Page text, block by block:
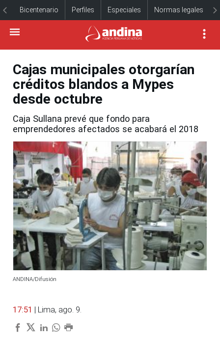
Bicentenario Perfiles Especiales Normas legales
Cajas municipales otorgarían
créditos blandos a Mypes
desde octubre
Caja Sullana prevé que fondo para
emprendedores afectados se acabará el 2018
ANDINA/Difusión
17:51 | Lima, ago. 9.